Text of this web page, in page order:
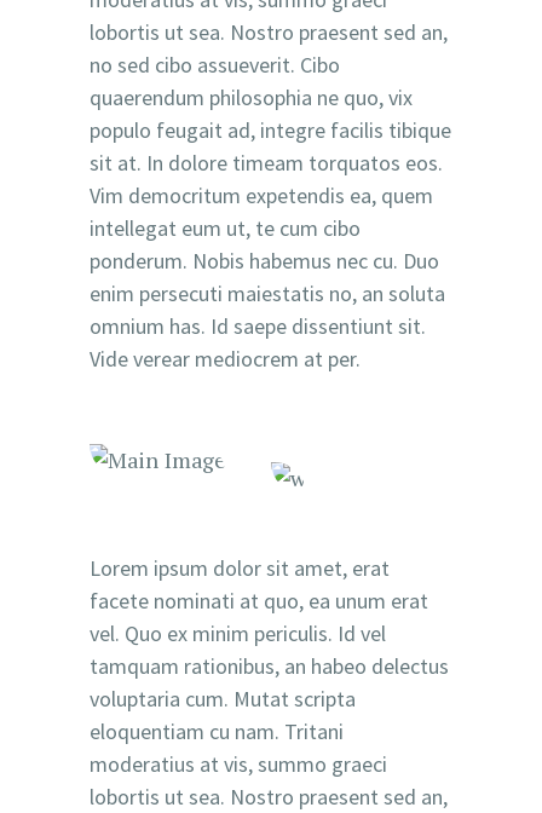
lobortis ut sea. Nostro praesent sed an,
no sed cibo assueverit. Cibo
quaerendum philosophia ne quo, vix
populo feugait ad, integre facilis tibique
sit at. In dolore timeam torquatos eos.
Vim democritum expetendis ea, quem
intellegat eum ut, te cum cibo
ponderum. Nobis habemus nec cu. Duo
enim persecuti maiestatis no, an soluta
omnium has. Id saepe dissentiunt sit.
Vide verear mediocrem at per.
Lorem ipsum dolor sit amet, erat
facete nominati at quo, ea unum erat
vel. Quo ex minim periculis. Id vel
tamquam rationibus, an habeo delectus
voluptaria cum. Mutat scripta
eloquentiam cu nam. Tritani
moderatius at vis, summo graeci
lobortis ut sea. Nostro praesent sed an,